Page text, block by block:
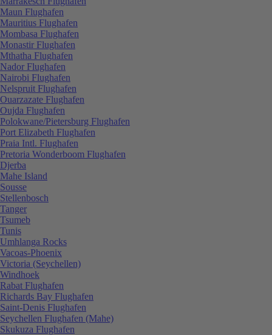
Maun Flughafen
Mauritius Flughafen
Mombasa Flughafen
Monastir Flughafen
Mthatha Flughafen
Nador Flughafen
Nairobi Flughafen
Nelspruit Flughafen
Ouarzazate Flughafen
Oujda Flughafen
Polokwane/Pietersburg Flughafen
Port Elizabeth Flughafen
Praia Intl. Flughafen
Pretoria Wonderboom Flughafen
Djerba
Mahe Island
Sousse
Stellenbosch
Tanger
Tsumeb
Tunis
Umhlanga Rocks
Vacoas-Phoenix
Victoria (Seychellen)
Windhoek
Rabat Flughafen
Richards Bay Flughafen
Saint-Denis Flughafen
Seychellen Flughafen (Mahe)
Skukuza Flughafen